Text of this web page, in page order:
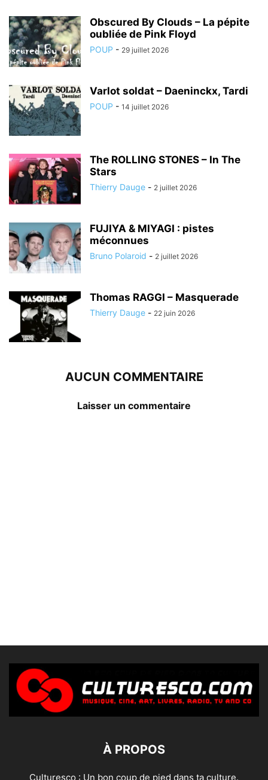
Obscured By Clouds – La pépite
oubliée de Pink Floyd
POUP - 29 juillet 2026
Varlot soldat – Daeninckx, Tardi
POUP - 14 juillet 2026
The ROLLING STONES – In The
Stars
Thierry Dauge - 2 juillet 2026
FUJIYA & MIYAGI : pistes
méconnues
Bruno Polaroid - 2 juillet 2026
Thomas RAGGI – Masquerade
Thierry Dauge - 22 juin 2026
AUCUN COMMENTAIRE
Laisser un commentaire
À PROPOS
Culturesco : Un bon coup de pied dans ta culture.